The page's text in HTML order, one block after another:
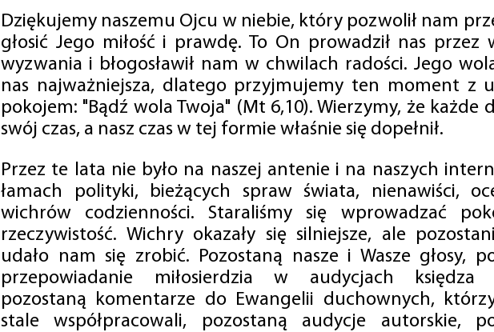
Dziękujemy naszemu Ojcu w niebie, który pozwolił nam
głosić Jego miłość i prawdę. To On prowadził nas przez
wyzwania i błogosławił nam w chwilach radości. Jego
nas najważniejsza, dlatego przyjmujemy ten moment z
pokojem: "Bądź wola Twoja" (Mt 6,10). Wierzymy, że każde
swój czas, a nasz czas w tej formie właśnie się dopełnił.
Przez te lata nie było na naszej antenie i na naszych
łamach polityki, bieżących spraw świata, nienawiści,
wichrów codzienności. Staraliśmy się wprowadzać
rzeczywistość. Wichry okazały się silniejsze, ale
udało nam się zrobić. Pozostaną nasze i Wasze głosy,
przepowiadanie miłosierdzia w audycjach księdza
pozostaną komentarze do Ewangelii duchownych,
stale współpracowali, pozostaną audycje autorskie,